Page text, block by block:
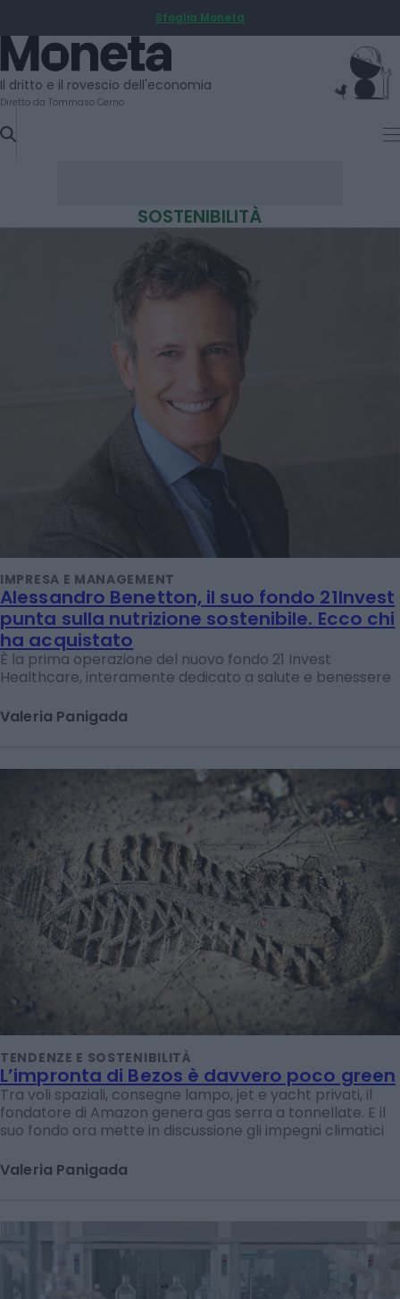
TO
CONTENT
Sfoglia Moneta
Moneta
Il dritto e il rovescio dell'economia
Diretto da Tommaso Cerno
SOSTENIBILITÀ
IMPRESA E MANAGEMENT
Alessandro Benetton, il suo fondo 21Invest
punta sulla nutrizione sostenibile. Ecco chi
ha acquistato
È la prima operazione del nuovo fondo 21 Invest
Healthcare, interamente dedicato a salute e benessere
Valeria Panigada
TENDENZE E SOSTENIBILITÀ
L’impronta di Bezos è davvero poco green
Tra voli spaziali, consegne lampo, jet e yacht privati, il
fondatore di Amazon genera gas serra a tonnellate. E il
suo fondo ora mette in discussione gli impegni climatici
Valeria Panigada